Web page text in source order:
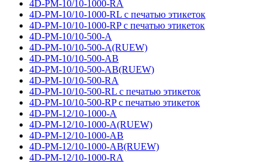
4D-PM-10/10-1000-RA
4D-PM-10/10-1000-RL с печатью этикеток
4D-PM-10/10-1000-RP с печатью этикеток
4D-PM-10/10-500-A
4D-PM-10/10-500-A(RUEW)
4D-PM-10/10-500-AB
4D-PM-10/10-500-AB(RUEW)
4D-PM-10/10-500-RA
4D-PM-10/10-500-RL с печатью этикеток
4D-PM-10/10-500-RP с печатью этикеток
4D-PM-12/10-1000-A
4D-PM-12/10-1000-A(RUEW)
4D-PM-12/10-1000-AB
4D-PM-12/10-1000-AB(RUEW)
4D-PM-12/10-1000-RA